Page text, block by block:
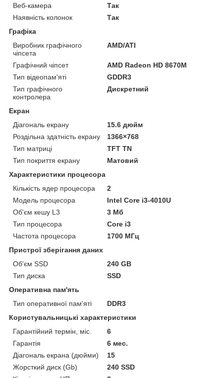
Веб-камера
Так
Наявність колонок
Так
Графіка
Виробник графічного
чіпсета
AMD/ATI
Графічний чіпсет
AMD Radeon HD 8670M
Тип відеопам'яті
GDDR3
Тип графічного
контролера
Дискретний
Екран
Діагональ екрану
15.6 дюйм
Роздільна здатність екрану
1366×768
Тип матриці
TFT TN
Тип покриття екрану
Матовий
Характеристики процесора
Кількість ядер процесора
2
Модель процесора
Intel Core i3-4010U
Об'єм кешу L3
3 Мб
Тип процесора
Core i3
Частота процесора
1700 МГц
Пристрої зберігання даних
Об'єм SSD
240 GB
Тип диска
SSD
Оперативна пам'ять
Тип оперативної пам'яті
DDR3
Користувальницькі характеристики
Гарантійний термін, міс.
6
Гарантія
6 мес.
Діагональ екрана (дюйми)
15
Жорсткий диск (Gb)
240 SSD